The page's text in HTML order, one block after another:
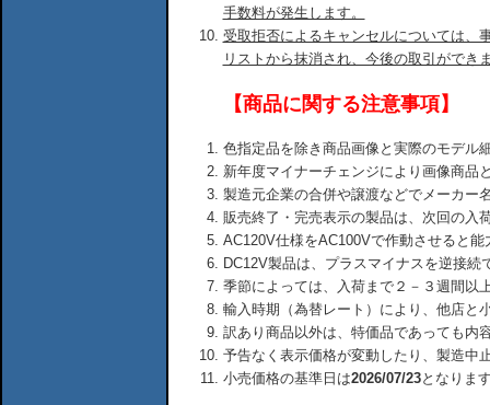
手数料が発生します。
受取拒否によるキャンセルについては、
リストから抹消され、今後の取引ができ
【商品に関する注意事項】
色指定品を除き商品画像と実際のモデル
新年度マイナーチェンジにより画像商品
製造元企業の合併や譲渡などでメーカー
販売終了・完売表示の製品は、次回の入
AC120V仕様をAC100Vで作動させると
DC12V製品は、プラスマイナスを逆接
季節によっては、入荷まで２－３週間以
輸入時期（為替レート）により、他店と
訳あり商品以外は、特価品であっても内
予告なく表示価格が変動したり、製造中
小売価格の基準日は2026/07/23となりま